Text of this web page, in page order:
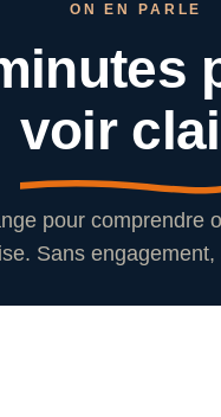
ON EN PARLE
voir
pour comprendre
Sans